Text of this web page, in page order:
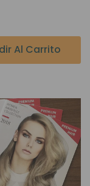
Al Carrito